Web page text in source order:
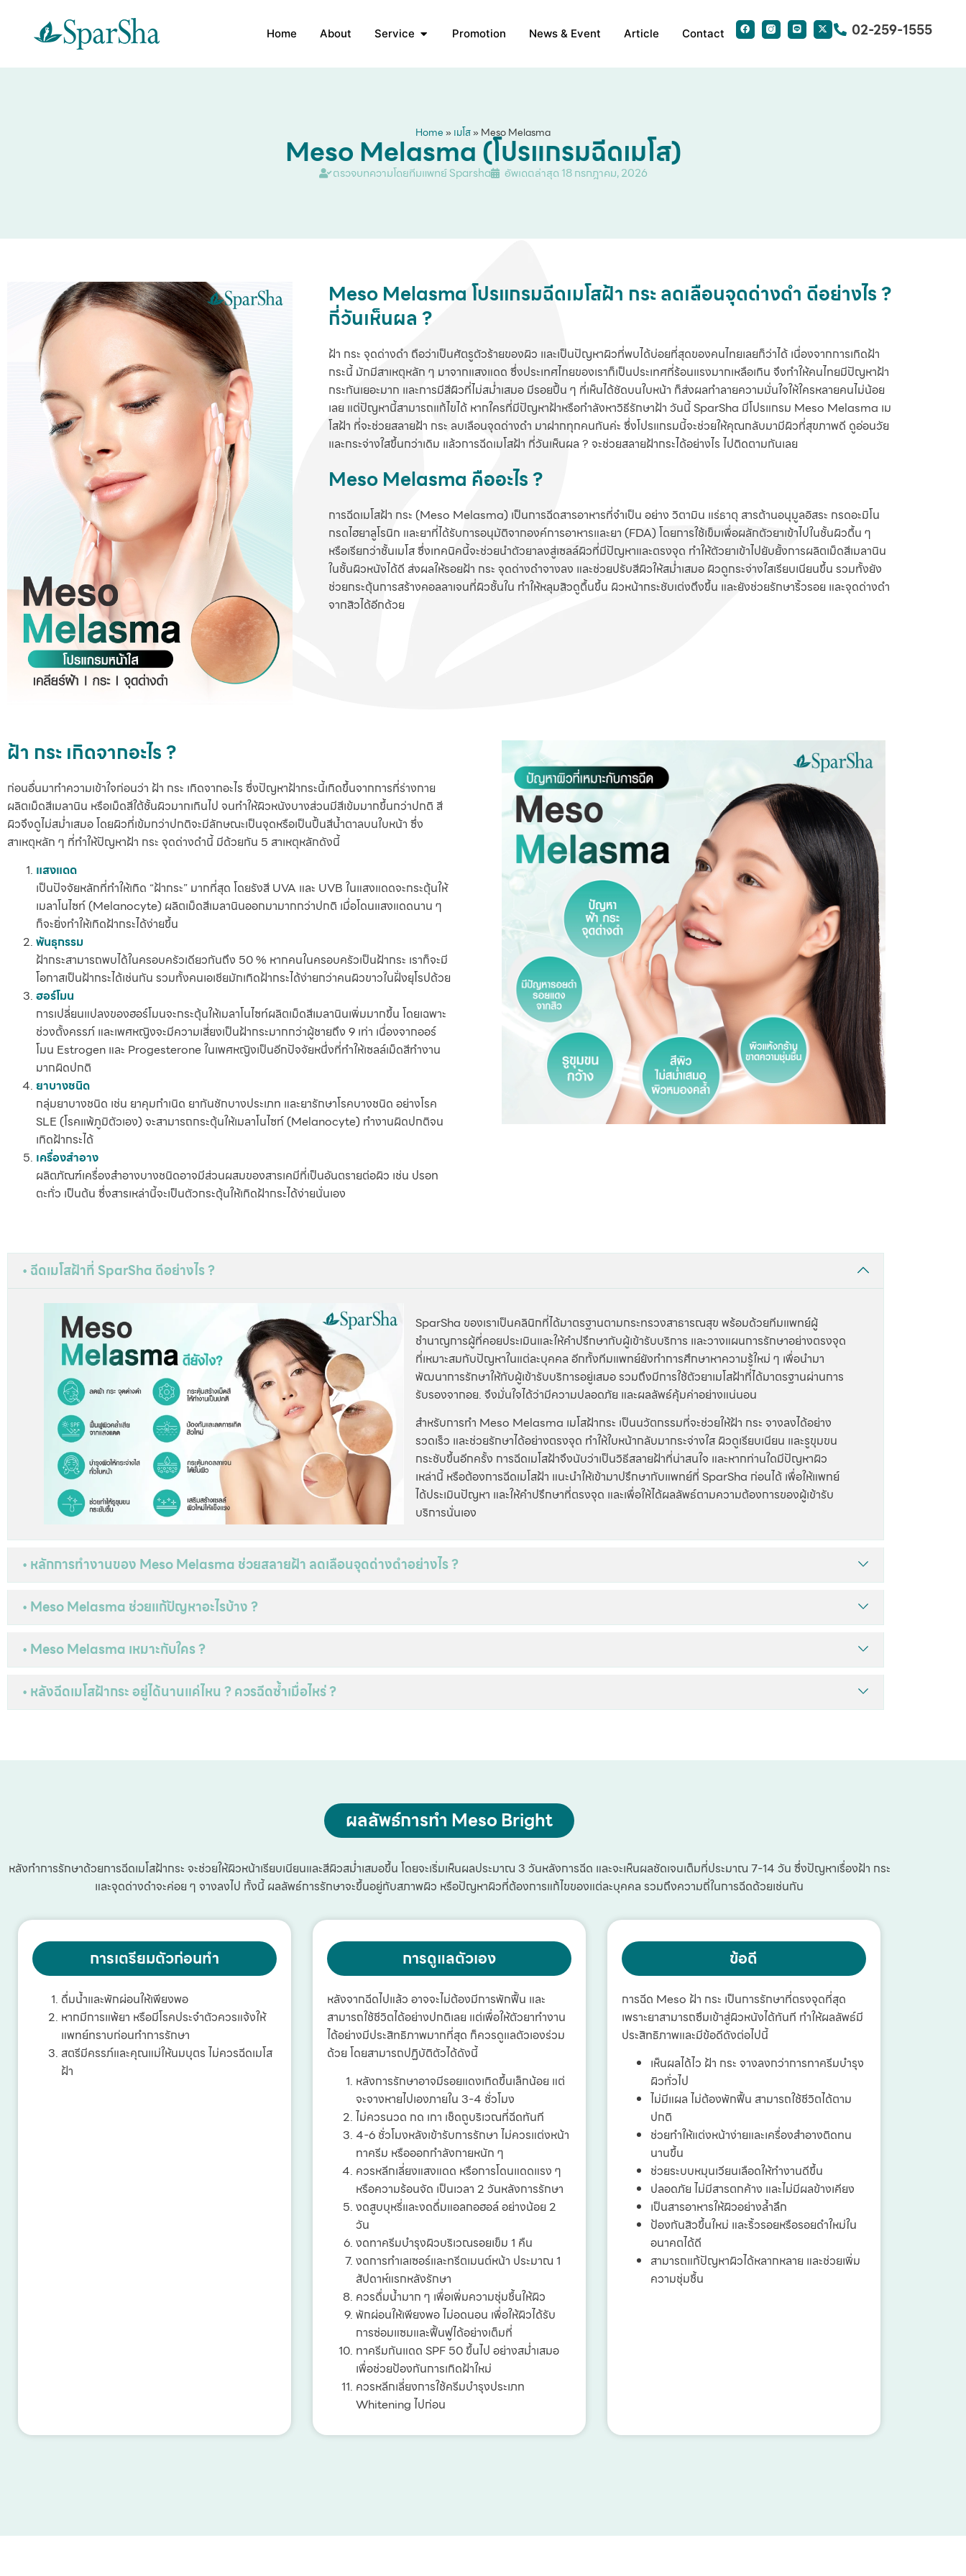
Home About Service Promotion News & Event Article Contact 02-259-1555
Home»เมโส»Meso Melasma
Meso Melasma (โปรแกรมฉีดเมโส)
ตรวจบทความโดยทีมแพทย์ Sparsha อัพเดตล่าสุด 18 กรกฎาคม, 2026
Meso Melasma โปรแกรมฉีดเมโสฝ้า กระ ลดเลือนจุดด่างดำ ดีอย่างไร ?
กี่วันเห็นผล ?
ฝ้า กระ จุดด่างดำ ถือว่าเป็นศัตรูตัวร้ายของผิว และเป็นปัญหาผิวที่พบได้บ่อยที่สุดของคนไทยเลยก็ว่าได้ เนื่องจากการเกิดฝ้า
กระนี้ มักมีสาเหตุหลัก ๆ มาจากแสงแดด ซึ่งประเทศไทยของเราก็เป็นประเทศที่ร้อนแรงมากเหลือเกิน จึงทำให้คนไทยมีปัญหาฝ้า
กระกันเยอะมาก และการมีสีผิวที่ไม่สม่ำเสมอ มีรอยปื้น ๆ ที่เห็นได้ชัดบนใบหน้า ก็ส่งผลทำลายความมั่นใจให้ใครหลายคนไม่น้อย
เลย แต่ปัญหานี้สามารถแก้ไขได้ หากใครที่มีปัญหาฝ้าหรือกำลังหาวิธีรักษาฝ้า วันนี้ SparSha มีโปรแกรม Meso Melasma เม
โสฝ้า ที่จะช่วยสลายฝ้า กระ ลบเลือนจุดด่างดำ มาฝากทุกคนกันค่ะ ซึ่งโปรแกรมนี้จะช่วยให้คุณกลับมามีผิวที่สุขภาพดี ดูอ่อนวัย
และกระจ่างใสขึ้นกว่าเดิม แล้วการฉีดเมโสฝ้า กี่วันเห็นผล ? จะช่วยสลายฝ้ากระได้อย่างไร ไปติดตามกันเลย
Meso Melasma คืออะไร ?
การฉีดเมโสฝ้า กระ (Meso Melasma) เป็นการฉีดสารอาหารที่จำเป็น อย่าง วิตามิน แร่ธาตุ สารต้านอนุมูลอิสระ กรดอะมิโน
กรดไฮยาลูโรนิก และยาที่ได้รับการอนุมัติจากองค์การอาหารและยา (FDA) โดยการใช้เข็มเพื่อผลักตัวยาเข้าไปในชั้นผิวตื้น ๆ
หรือเรียกว่าชั้นเมโส ซึ่งเทคนิคนี้จะช่วยนำตัวยาลงสู่เซลล์ผิวที่มีปัญหาและตรงจุด ทำให้ตัวยาเข้าไปยับยั้งการผลิตเม็ดสีเมลานิน
ในชั้นผิวหนังได้ดี ส่งผลให้รอยฝ้า กระ จุดด่างดำจางลง และช่วยปรับสีผิวให้สม่ำเสมอ ผิวดูกระจ่างใสเรียบเนียนขึ้น รวมทั้งยัง
ช่วยกระตุ้นการสร้างคอลลาเจนที่ผิวชั้นใน ทำให้หลุมสิวดูตื้นขึ้น ผิวหน้ากระชับเต่งตึงขึ้น และยังช่วยรักษาริ้วรอย และจุดด่างดำ
จากสิวได้อีกด้วย
ฝ้า กระ เกิดจากอะไร ?
ก่อนอื่นมาทำความเข้าใจก่อนว่า ฝ้า กระ เกิดจากอะไร ซึ่งปัญหาฝ้ากระนี้เกิดขึ้นจากการที่ร่างกาย
ผลิตเม็ดสีเมลานิน หรือเม็ดสีใต้ชั้นผิวมากเกินไป จนทำให้ผิวหนังบางส่วนมีสีเข้มมากขึ้นกว่าปกติ สี
ผิวจึงดูไม่สม่ำเสมอ โดยผิวที่เข้มกว่าปกติจะมีลักษณะเป็นจุดหรือเป็นปื้นสีน้ำตาลบนใบหน้า ซึ่ง
สาเหตุหลัก ๆ ที่ทำให้ปัญหาฝ้า กระ จุดด่างดำนี้ มีด้วยกัน 5 สาเหตุหลักดังนี้
แสงแดด
เป็นปัจจัยหลักที่ทำให้เกิด “ฝ้ากระ” มากที่สุด โดยรังสี UVA และ UVB ในแสงแดดจะกระตุ้นให้
เมลาโนไซท์ (Melanocyte) ผลิตเม็ดสีเมลานินออกมามากกว่าปกติ เมื่อโดนแสงแดดนาน ๆ
ก็จะยิ่งทำให้เกิดฝ้ากระได้ง่ายขึ้น
พันธุกรรม
ฝ้ากระสามารถพบได้ในครอบครัวเดียวกันถึง 50 % หากคนในครอบครัวเป็นฝ้ากระ เราก็จะมี
โอกาสเป็นฝ้ากระได้เช่นกัน รวมทั้งคนเอเชียมักเกิดฝ้ากระได้ง่ายกว่าคนผิวขาวในฝั่งยุโรปด้วย
ฮอร์โมน
การเปลี่ยนแปลงของฮอร์โมนจะกระตุ้นให้เมลาโนไซท์ผลิตเม็ดสีเมลานินเพิ่มมากขึ้น โดยเฉพาะ
ช่วงตั้งครรภ์ และเพศหญิงจะมีความเสี่ยงเป็นฝ้ากระมากกว่าผู้ชายถึง 9 เท่า เนื่องจากออร์
โมน Estrogen และ Progesterone ในเพศหญิงเป็นอีกปัจจัยหนึ่งที่ทำให้เซลล์เม็ดสีทำงาน
มากผิดปกติ
ยาบางชนิด
กลุ่มยาบางชนิด เช่น ยาคุมกำเนิด ยากันชักบางประเภท และยารักษาโรคบางชนิด อย่างโรค
SLE (โรคแพ้ภูมิตัวเอง) จะสามารถกระตุ้นให้เมลาโนไซท์ (Melanocyte) ทำงานผิดปกติจน
เกิดฝ้ากระได้
เครื่องสำอาง
ผลิตภัณฑ์เครื่องสำอางบางชนิดอาจมีส่วนผสมของสารเคมีที่เป็นอันตรายต่อผิว เช่น ปรอท
ตะกั่ว เป็นต้น ซึ่งสารเหล่านี้จะเป็นตัวกระตุ้นให้เกิดฝ้ากระได้ง่ายนั่นเอง
• ฉีดเมโสฝ้าที่ SparSha ดีอย่างไร ?
SparSha ของเราเป็นคลินิกที่ได้มาตรฐานตามกระทรวงสาธารณสุข พร้อมด้วยทีมแพทย์ผู้
ชำนาญการผู้ที่คอยประเมินและให้คำปรึกษากับผู้เข้ารับบริการ และวางแผนการรักษาอย่างตรงจุด
ที่เหมาะสมกับปัญหาในแต่ละบุคคล อีกทั้งทีมแพทย์ยังทำการศึกษาหาความรู้ใหม่ ๆ เพื่อนำมา
พัฒนาการรักษาให้กับผู้เข้ารับบริการอยู่เสมอ รวมถึงมีการใช้ตัวยาเมโสฝ้าที่ได้มาตรฐานผ่านการ
รับรองจากอย. จึงมั่นใจได้ว่ามีความปลอดภัย และผลลัพธ์คุ้มค่าอย่างแน่นอน
สำหรับการทำ Meso Melasma เมโสฝ้ากระ เป็นนวัตกรรมที่จะช่วยให้ฝ้า กระ จางลงได้อย่าง
รวดเร็ว และช่วยรักษาได้อย่างตรงจุด ทำให้ใบหน้ากลับมากระจ่างใส ผิวดูเรียบเนียน และรูขุมขน
กระชับขึ้นอีกครั้ง การฉีดเมโสฝ้าจึงนับว่าเป็นวิธีสลายฝ้าที่น่าสนใจ และหากท่านใดมีปัญหาผิว
เหล่านี้ หรือต้องการฉีดเมโสฝ้า แนะนำให้เข้ามาปรึกษากับแพทย์ที่ SparSha ก่อนได้ เพื่อให้แพทย์
ได้ประเมินปัญหา และให้คำปรึกษาที่ตรงจุด และเพื่อให้ได้ผลลัพธ์ตามความต้องการของผู้เข้ารับ
บริการนั่นเอง
• หลักการทำงานของ Meso Melasma ช่วยสลายฝ้า ลดเลือนจุดด่างดำอย่างไร ?
• Meso Melasma ช่วยแก้ปัญหาอะไรบ้าง ?
• Meso Melasma เหมาะกับใคร ?
• หลังฉีดเมโสฝ้ากระ อยู่ได้นานแค่ไหน ? ควรฉีดซ้ำเมื่อไหร่ ?
ผลลัพธ์การทำ Meso Bright
หลังทำการรักษาด้วยการฉีดเมโสฝ้ากระ จะช่วยให้ผิวหน้าเรียบเนียนและสีผิวสม่ำเสมอขึ้น โดยจะเริ่มเห็นผลประมาณ 3 วันหลังการฉีด และจะเห็นผลชัดเจนเต็มที่ประมาณ 7-14 วัน ซึ่งปัญหาเรื่องฝ้า กระ
และจุดด่างดำจะค่อย ๆ จางลงไป ทั้งนี้ ผลลัพธ์การรักษาจะขึ้นอยู่กับสภาพผิว หรือปัญหาผิวที่ต้องการแก้ไขของแต่ละบุคคล รวมถึงความถี่ในการฉีดด้วยเช่นกัน
การเตรียมตัวก่อนทำ
ดื่มน้ำและพักผ่อนให้เพียงพอ
หากมีการแพ้ยา หรือมีโรคประจำตัวควรแจ้งให้
แพทย์ทราบก่อนทำการรักษา
สตรีมีครรภ์และคุณแม่ให้นมบุตร ไม่ควรฉีดเมโส
ฝ้า
การดูแลตัวเอง
หลังจากฉีดไปแล้ว อาจจะไม่ต้องมีการพักฟื้น และ
สามารถใช้ชีวิตได้อย่างปกติเลย แต่เพื่อให้ตัวยาทำงาน
ได้อย่างมีประสิทธิภาพมากที่สุด ก็ควรดูแลตัวเองร่วม
ด้วย โดยสามารถปฏิบัติตัวได้ดังนี้
หลังการรักษาอาจมีรอยแดงเกิดขึ้นเล็กน้อย แต่
จะจางหายไปเองภายใน 3-4 ชั่วโมง
ไม่ควรนวด กด เกา เช็ดถูบริเวณที่ฉีดทันที
4-6 ชั่วโมงหลังเข้ารับการรักษา ไม่ควรแต่งหน้า
ทาครีม หรือออกกำลังกายหนัก ๆ
ควรหลีกเลี่ยงแสงแดด หรือการโดนแดดแรง ๆ
หรือความร้อนจัด เป็นเวลา 2 วันหลังการรักษา
งดสูบบุหรี่และงดดื่มแอลกอฮอล์ อย่างน้อย 2
วัน
งดทาครีมบำรุงผิวบริเวณรอยเข็ม 1 คืน
งดการทำเลเซอร์และทรีตเมนต์หน้า ประมาณ 1
สัปดาห์แรกหลังรักษา
ควรดื่มน้ำมาก ๆ เพื่อเพิ่มความชุ่มชื้นให้ผิว
พักผ่อนให้เพียงพอ ไม่อดนอน เพื่อให้ผิวได้รับ
การซ่อมแซมและฟื้นฟูได้อย่างเต็มที่
ทาครีมกันแดด SPF 50 ขึ้นไป อย่างสม่ำเสมอ
เพื่อช่วยป้องกันการเกิดฝ้าใหม่
ควรหลีกเลี่ยงการใช้ครีมบำรุงประเภท
Whitening ไปก่อน
ข้อดี
การฉีด Meso ฝ้า กระ เป็นการรักษาที่ตรงจุดที่สุด
เพราะยาสามารถซึมเข้าสู่ผิวหนังได้ทันที ทำให้ผลลัพธ์มี
ประสิทธิภาพและมีข้อดีดังต่อไปนี้
เห็นผลได้ไว ฝ้า กระ จางลงกว่าการทาครีมบำรุง
ผิวทั่วไป
ไม่มีแผล ไม่ต้องพักฟื้น สามารถใช้ชีวิตได้ตาม
ปกติ
ช่วยทำให้แต่งหน้าง่ายและเครื่องสำอางติดทน
นานขึ้น
ช่วยระบบหมุนเวียนเลือดให้ทำงานดีขึ้น
ปลอดภัย ไม่มีสารตกค้าง และไม่มีผลข้างเคียง
เป็นสารอาหารให้ผิวอย่างล้ำลึก
ป้องกันสิวขึ้นใหม่ และริ้วรอยหรือรอยดำใหม่ใน
อนาคตได้ดี
สามารถแก้ปัญหาผิวได้หลากหลาย และช่วยเพิ่ม
ความชุ่มชื้น